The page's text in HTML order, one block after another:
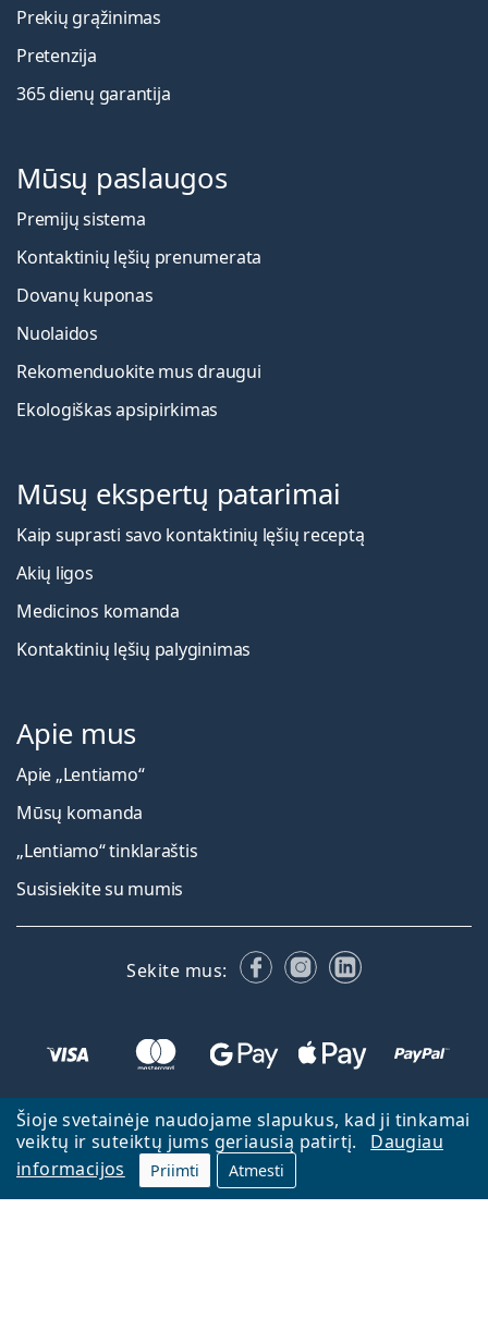
Šioje svetainėje naudojame slapukus, kad ji tinkamai
veiktų ir suteiktų jums geriausią patirtį.
Daugiau
informacijos
Priimti Atmesti
Prekių grąžinimas
Pretenzija
365 dienų garantija
Mūsų paslaugos
Premijų sistema
Kontaktinių lęšių prenumerata
Dovanų kuponas
Nuolaidos
Rekomenduokite mus draugui
Ekologiškas apsipirkimas
Mūsų ekspertų patarimai
Kaip suprasti savo kontaktinių lęšių receptą
Akių ligos
Medicinos komanda
Kontaktinių lęšių palyginimas
Apie mus
Apie „Lentiamo“
Mūsų komanda
„Lentiamo“ tinklaraštis
Susisiekite su mumis
Sekite mus: FacebookInstagram
LinkedIn
Atgal į pagrindinį puslapį